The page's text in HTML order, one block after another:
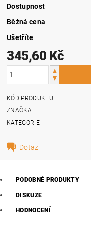
Dostupnost
Běžná cena
Ušetříte
345,60 Kč
KÓD PRODUKTU
ZNAČKA
KATEGORIE
Dotaz
PODOBNÉ PRODUKTY
DISKUZE
HODNOCENÍ